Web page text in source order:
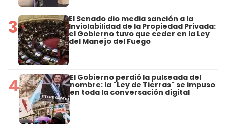
3 El Senado dio media sanción a la
Inviolabilidad de la Propiedad Privada:
el Gobierno tuvo que ceder en la Ley
del Manejo del Fuego
4 El Gobierno perdió la pulseada del
nombre: la "Ley de Tierras" se impuso
en toda la conversación digital